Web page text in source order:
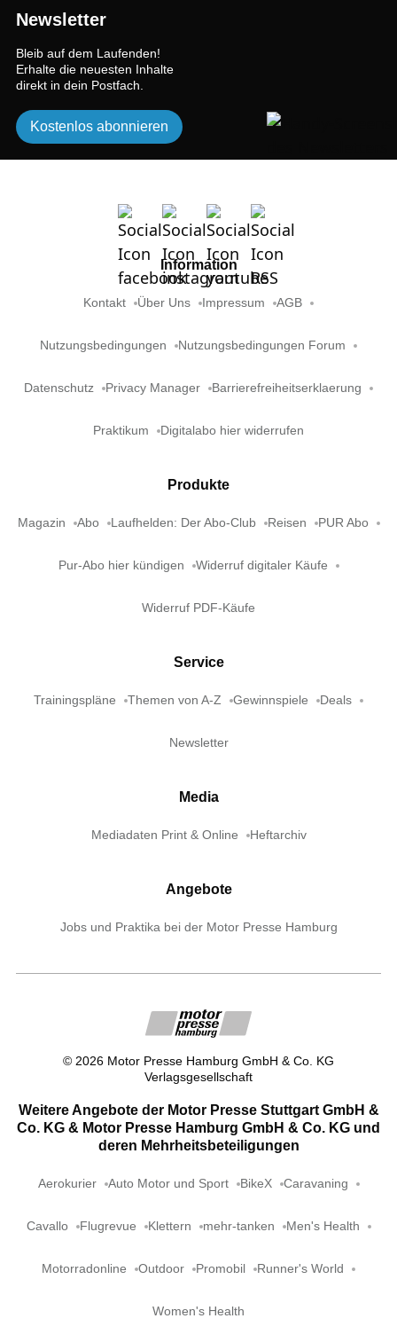
Newsletter
Bleib auf dem Laufenden!
Erhalte die neuesten Inhalte
direkt in dein Postfach.
Kostenlos abonnieren
Information
Kontakt Über Uns Impressum AGB
Nutzungsbedingungen Nutzungsbedingungen Forum
Datenschutz Privacy Manager Barrierefreiheitserklaerung
Praktikum Digitalabo hier widerrufen
Produkte
Magazin Abo Laufhelden: Der Abo-Club Reisen PUR Abo
Pur-Abo hier kündigen Widerruf digitaler Käufe
Widerruf PDF-Käufe
Service
Trainingspläne Themen von A-Z Gewinnspiele Deals
Newsletter
Media
Mediadaten Print & Online Heftarchiv
Angebote
Jobs und Praktika bei der Motor Presse Hamburg
© 2026 Motor Presse Hamburg GmbH & Co. KG
Verlagsgesellschaft
Weitere Angebote der Motor Presse Stuttgart GmbH &
Co. KG & Motor Presse Hamburg GmbH & Co. KG und
deren Mehrheitsbeteiligungen
Aerokurier Auto Motor und Sport BikeX Caravaning
Cavallo Flugrevue Klettern mehr-tanken Men's Health
Motorradonline Outdoor Promobil Runner's World
Women's Health